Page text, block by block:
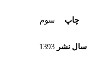
چاپ سوم
سال نشر 1393